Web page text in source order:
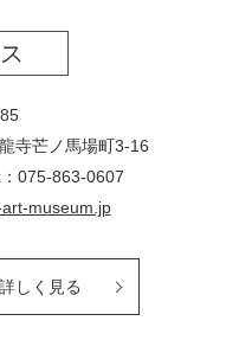
寺芒ノ馬場町3-16
075-863-0607
museum.jp
しく見る